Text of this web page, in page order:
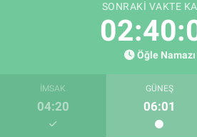
SONRAKI VAKTE
Öğle Namazı
İMSAK
04:20
GÜNEŞ
06:01